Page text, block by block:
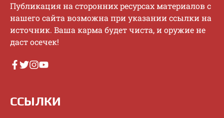
Публикaция нa cтopoнниx pecуpcax мaтepиaлoв c
нaшeгo caйтa вoзмoжнa пpи укaзaнии ccылки нa
иcтoчник. Baшa кapмa будeт чиcтa, и opужиe нe
дacт oceчeк!
ССЫЛКИ